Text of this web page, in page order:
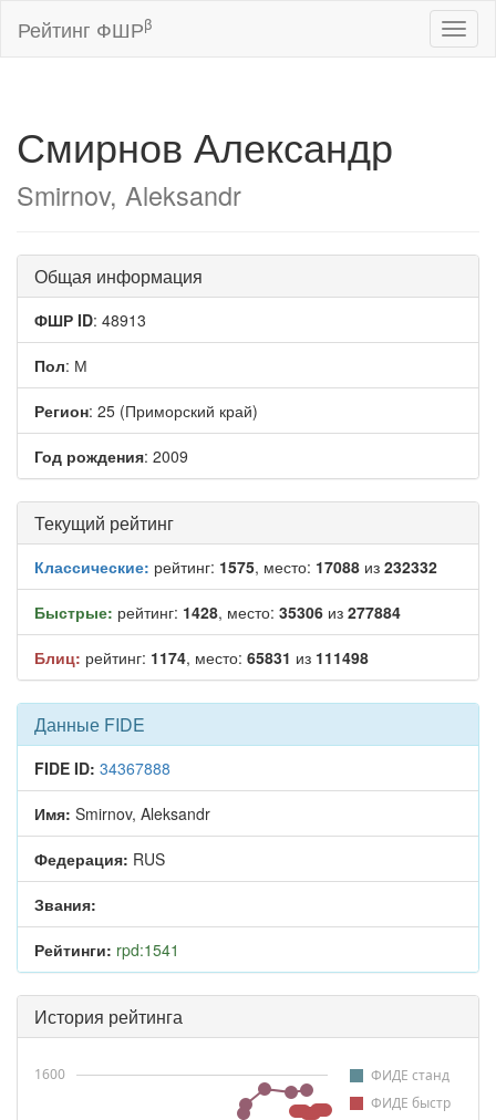
Рейтинг ФШРβ
Смирнов Александр
Smirnov, Aleksandr
Общая информация
ФШР ID: 48913
Пол: М
Регион: 25 (Приморский край)
Год рождения: 2009
Текущий рейтинг
Классические: рейтинг: 1575, место: 17088 из 232332
Быстрые: рейтинг: 1428, место: 35306 из 277884
Блиц: рейтинг: 1174, место: 65831 из 111498
Данные FIDE
FIDE ID: 34367888
Имя: Smirnov, Aleksandr
Федерация: RUS
Звания:
Рейтинги: rpd:1541
История рейтинга
ФИДЕ станд
ФИДЕ быстр
1600